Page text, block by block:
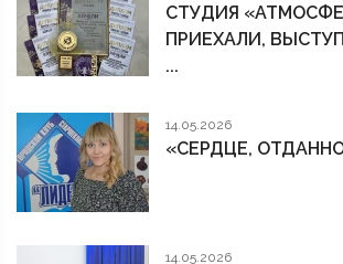
СТУДИЯ
ПРИЕХАЛИ,
...
14.05.2026
«СЕРДЦЕ,
14.05.2026